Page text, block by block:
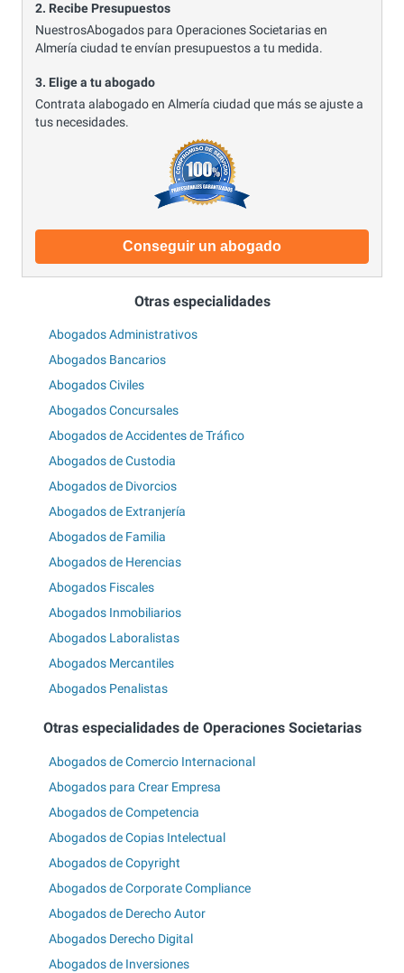
2. Recibe Presupuestos
NuestrosAbogados para Operaciones Societarias en
Almería ciudad te envían presupuestos a tu medida.
3. Elige a tu abogado
Contrata alabogado en Almería ciudad que más se ajuste a
tus necesidades.
Conseguir un abogado
Otras especialidades
Abogados Administrativos
Abogados Bancarios
Abogados Civiles
Abogados Concursales
Abogados de Accidentes de Tráfico
Abogados de Custodia
Abogados de Divorcios
Abogados de Extranjería
Abogados de Familia
Abogados de Herencias
Abogados Fiscales
Abogados Inmobiliarios
Abogados Laboralistas
Abogados Mercantiles
Abogados Penalistas
Otras especialidades de Operaciones Societarias
Abogados de Comercio Internacional
Abogados para Crear Empresa
Abogados de Competencia
Abogados de Copias Intelectual
Abogados de Copyright
Abogados de Corporate Compliance
Abogados de Derecho Autor
Abogados Derecho Digital
Abogados de Inversiones